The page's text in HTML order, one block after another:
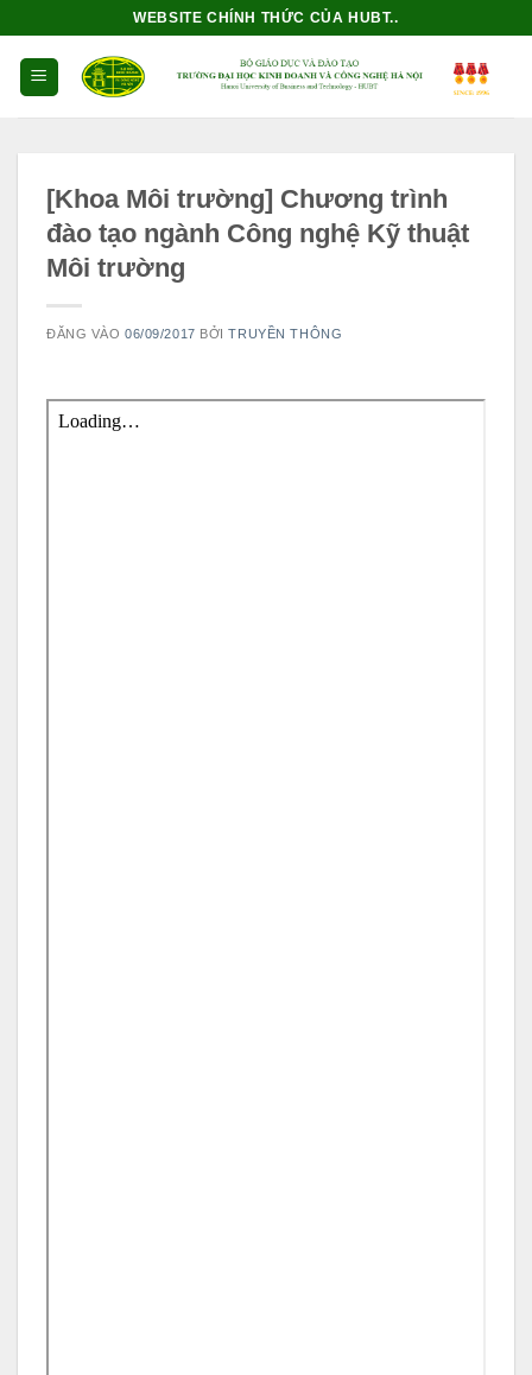
dung
WEBSITE CHÍNH THỨC CỦA HUBT..
[Khoa Môi trường] Chương trình
đào tạo ngành Công nghệ Kỹ thuật
Môi trường
ĐĂNG VÀO06/09/2017 BỞITRUYỀN THÔNG